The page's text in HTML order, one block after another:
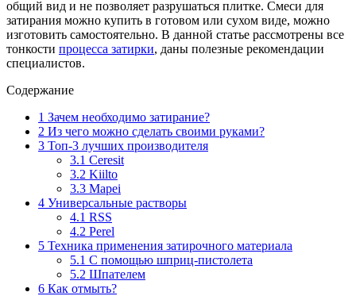
общий вид и не позволяет разрушаться плитке. Смеси для
затирания можно купить в готовом или сухом виде, можно
изготовить самостоятельно. В данной статье рассмотрены все
тонкости процесса затирки, даны полезные рекомендации
специалистов.
Содержание
1 Зачем необходимо затирание?
2 Из чего можно сделать своими руками?
3 Toп-3 лучших производителя
3.1 Ceresit
3.2 Kiilto
3.3 Mapei
4 Универсальные растворы
4.1 RSS
4.2 Perel
5 Техника применения затирочного материала
5.1 С помощью шприц-пистолета
5.2 Шпателем
6 Как отмыть?